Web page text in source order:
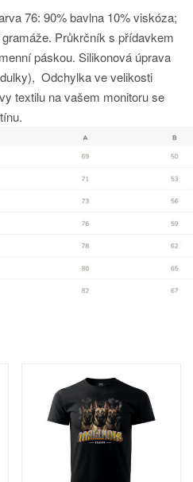
76: 90% bavlna 10% viskóza;
Průkrčník s přídavkem
páskou. Silikonová úprava
Odchylka ve velikosti
textilu na vašem monitoru se